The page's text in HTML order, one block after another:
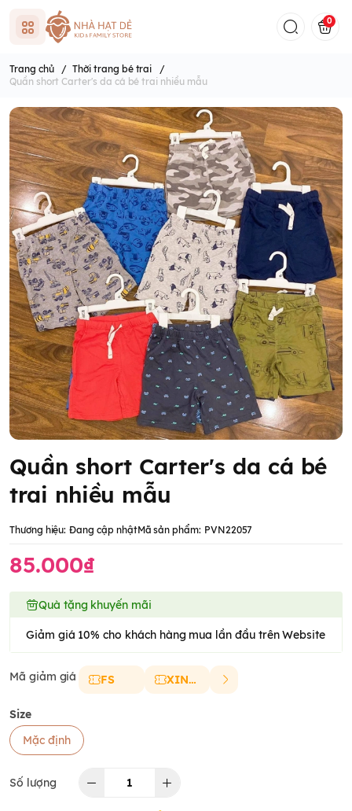
0
Trang chủ / Thời trang bé trai
/
Quần short Carter's da cá bé trai nhiều mẫu
Quần short Carter's da cá bé
trai nhiều mẫu
Thương hiệu: Đang cập nhậtMã sản phẩm: PVN22057
85.000₫
Quà tặng khuyến mãi
Giảm giá 10% cho khách hàng mua lần đầu trên Website
Mã giảm giá FS XINCHAO
Size
Mặc định
Số lượng